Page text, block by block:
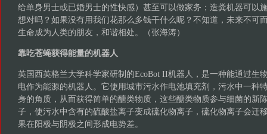
给单身男士或已婚男士的性快感）甚至可以做家务；造粪机器可
想对吗？如果没有用我们花那么多钱干什么呢？不知道，未来不可
生命成为人类的朋友，和谐相处。（张海涛）
靠吃苍蝇获得能量的机器人
英国西英格兰大学科学家研制的EcoBot II机器人，是一种能通过生
电作为能源的机器人。它使用城市污水作电池填充剂，污水中一种
身的角质，从而获得简单的醣类物质，这些醣类物质参与细菌的新
子，使污水中含有的硫酸盐离子变成硫化物离子，硫化物离子会迁
果在阳极与阴极之间形成电势差。